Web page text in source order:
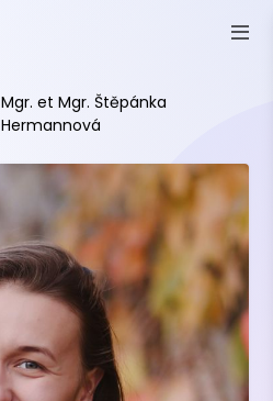
Mgr. et Mgr. Štěpánka
Hermannová